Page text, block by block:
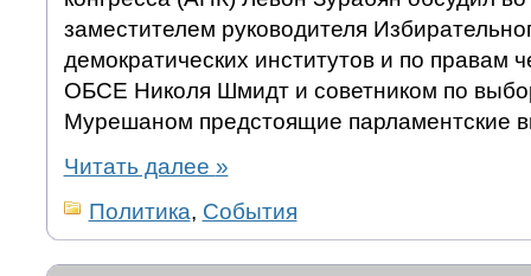
заместителем руководителя
демократических институтов и по правам
ОБСЕ Николя Шмидт и советником по
Мурешаном предстоящие парламентские
Читать далее »
Политика, События